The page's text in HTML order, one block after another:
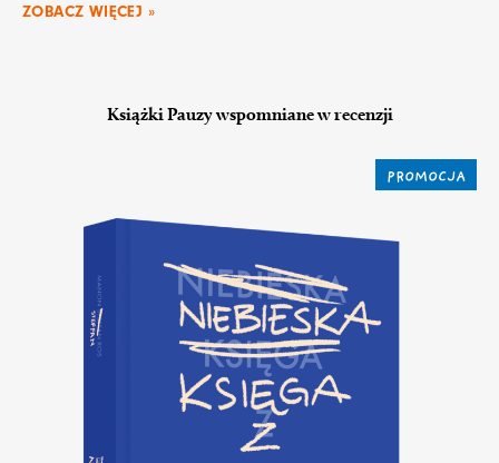
ZOBACZ WIĘCEJ »
Książki Pauzy wspomniane w recenzji
PROMOCJA